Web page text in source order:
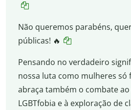
Não queremos parabéns,
públicas! 🔥
Pensando no verdadeiro
nossa luta como mulheres só
abraça também o combate
LGBTfobia e à exploração de